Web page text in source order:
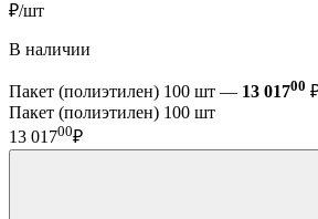
₽/шт
В наличии
Пакет (полиэтилен) 100 шт — 13 01700
Пакет (полиэтилен) 100 шт
13 01700₽